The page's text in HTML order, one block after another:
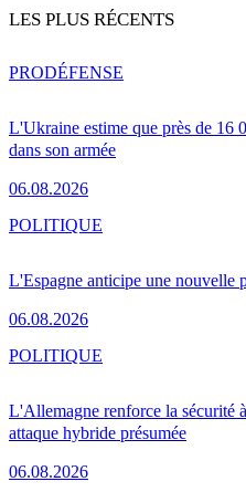
LES PLUS RÉCENTS
L'Ukraine estime que près de 16
dans son armée
06.08.2026
PRODÉFENSE
L'Espagne anticipe une nouvelle
06.08.2026
POLITIQUE
L'Allemagne renforce la sécurité
attaque hybride présumée
06.08.2026
POLITIQUE